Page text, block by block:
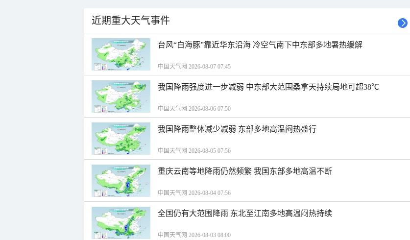
近期重大天气事件
台风“白海豚”靠近华东沿海 冷空气南下中东部多地暑热缓解
中国天气网 2026-08-07 07:45
我国降雨强度进一步减弱 中东部大范围桑拿天持续局地可超38℃
中国天气网 2026-08-06 07:50
我国降雨整体减少减弱 东部多地高温闷热盛行
中国天气网 2026-08-05 07:56
重庆云南等地降雨仍然频繁 我国东部多地高温不断
中国天气网 2026-08-04 07:56
全国仍有大范围降雨 东北至江南多地高温闷热持续
中国天气网 2026-08-03 08:00